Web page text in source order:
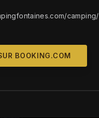
camping/
BOOKING.COM